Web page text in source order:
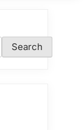
Search